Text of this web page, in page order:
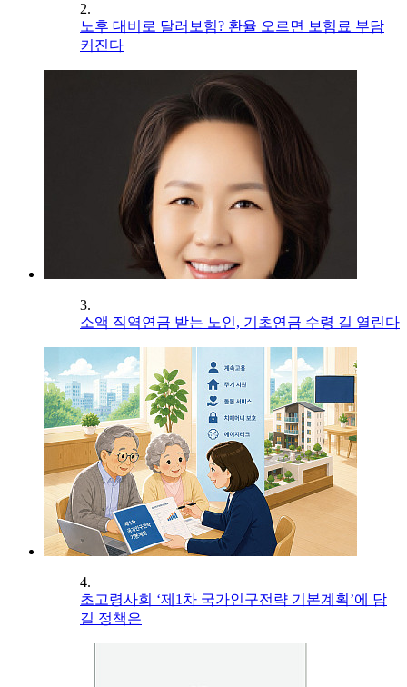
2.
노후 대비로 달러보험? 환율 오르면 보험료 부담
커진다
3.
소액 직역연금 받는 노인, 기초연금 수령 길 열린다
4.
초고령사회 ‘제1차 국가인구전략 기본계획’에 담
길 정책은